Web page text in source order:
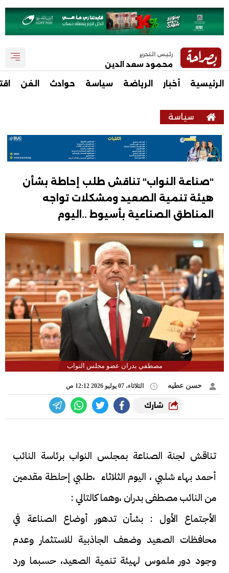
رئيس التحرير
محمود سعد الدين
الرئيسية أخبار الرياضة سياسة حوادث الفن
سياسة
"صناعة النواب" تناقش طلب إحاطة بشأن
هيئة تنمية الصعيد ومشكلات تواجه
المناطق الصناعية بأسيوط ..اليوم
مصطفي بدران عضو مجلس النواب
حسن عطيه الثلاثاء، 07 يوليو 2026 12:12 ص
شارك
تناقش لجنة الصناعة بمجلس النواب برئاسة النائب
أحمد بهاء شلبي ، اليوم الثلاثاء ،طلبي إحلطة مقدمين
من النائب مصطفى بدران ،وهما كالتالي :
الأجتماع الأول : بشأن تدهور أوضاع الصناعة في
محافظات الصعيد وضعف الجاذبية للاستثمار وعدم
وجود دور ملموس لهيئة تنمية الصعيد، حسبما ورد